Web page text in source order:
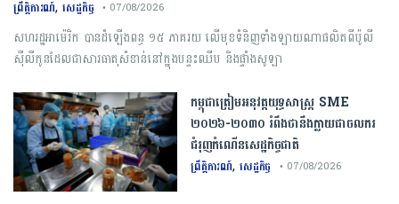
ព្រឹត្តិការណ៍, សេដ្ឋកិច្ច • 07/08/2026
សហរដ្ឋអាម៉េរិក បានដំឡើងពន្ធ ១៥ ភាគរយ លើមុខទំនិញទាំងឡាយណាផលិតពីប៉ូលី
ស៊ីលីកូនដែលជាសារធាតុសំខាន់នៅក្នុងបន្ទះឈីប និងផ្ទាំងសូឡា
កម្ពុជា​ត្រៀមអនុវត្ត​យុទ្ធសាស្ត្រ​ ​SME​ ​
២០២៦​-​២០៣០​ រំពឹងថានឹងក្លាយ​ជា​ចលករ​
ជំរុញ​កំណើន​សេដ្ឋកិច្ច​ជាតិ​
ព្រឹត្តិការណ៍, សេដ្ឋកិច្ច • 07/08/2026